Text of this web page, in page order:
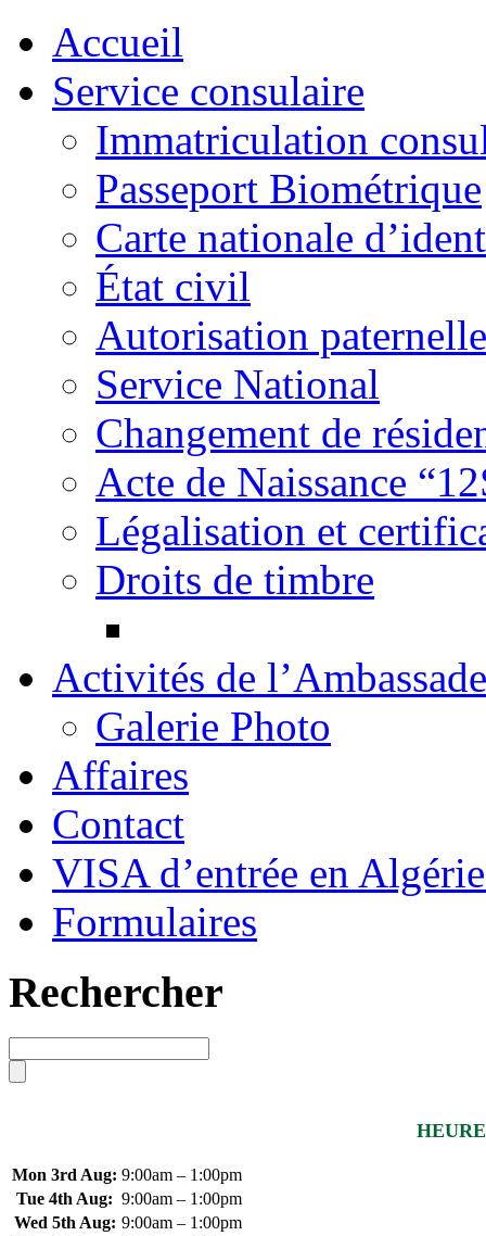
Accueil
Service consulaire
Immatriculation
Passeport Biométrique
Carte nationale
État civil
Autorisation paternelle
Service National
Changement de
Acte de Naissance
Légalisation et
Droits de timbre
Activités de
Galerie Photo
Affaires
Contact
Formulaires
Rechercher
Mon 3rd Aug: 9:00am – 1:00pm
Tue 4th Aug: 9:00am – 1:00pm
Wed 5th Aug: 9:00am – 1:00pm